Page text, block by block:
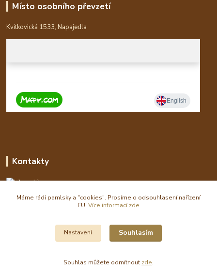
Místo osobního převzetí
Kvítkovická 1533, Napajedla
Kontakty
Libor
eshop(zavináč)waldi.cz
Máme rádi pamlsky a "cookies". Prosíme o odsouhlasení nařízení
EU. Více informací zde
Nastavení Souhlasím
Souhlas můžete odmítnout zde.